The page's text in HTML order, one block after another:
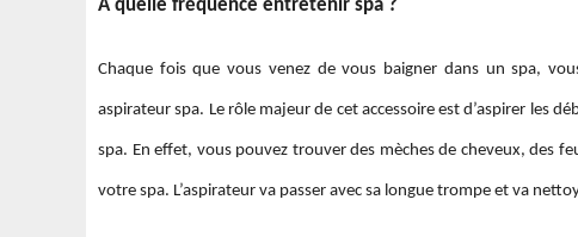
À quelle fréquence entretenir spa ?
Chaque fois que vous venez de vous baigner dans un spa,
aspirateur spa. Le rôle majeur de cet accessoire est d’aspirer les
spa. En effet, vous pouvez trouver des mèches de cheveux, des
votre spa. L’aspirateur va passer avec sa longue trompe et va